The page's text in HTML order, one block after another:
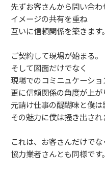
先ずお客さんから問い合わ
イメージの共有を重ね
互いに信頼関係を築きます。
ご契約して現場が始まる。
そして図面だけでなく
現場でのコミニュケーショ
更に信頼関係の角度が上が
元請け仕事の醍醐味と僕は
その魅力に僕は掻き出され
これは、お客さんだけでな
協力業者さんとも同様です。